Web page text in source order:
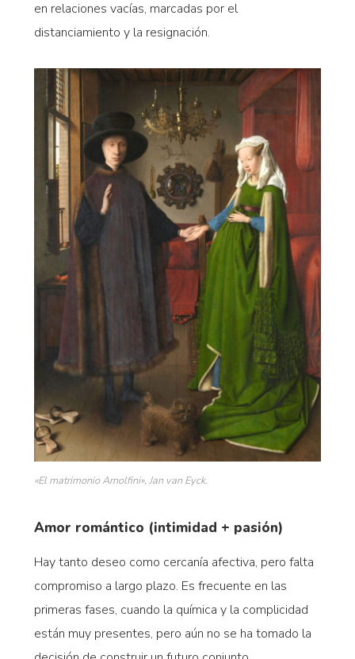
en relaciones vacías, marcadas por el
distanciamiento y la resignación.
«El matrimonio Arnolfini», Jan van Eyck.
Amor romántico (intimidad + pasión)
Hay tanto deseo como cercanía afectiva, pero falta
compromiso a largo plazo. Es frecuente en las
primeras fases, cuando la química y la complicidad
están muy presentes, pero aún no se ha tomado la